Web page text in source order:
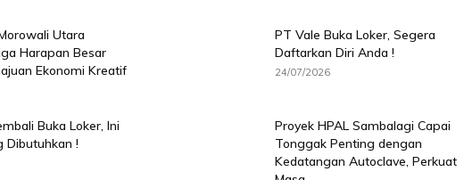
Utara
Harapan Besar
Ekonomi Kreatif
PT Vale Buka Loker, Segera
Daftarkan Diri Anda !
24/07/2026
Buka Loker, Ini
Dibutuhkan !
Proyek HPAL Sambalagi Capai
Tonggak Penting dengan
Kedatangan Autoclave, Perkuat